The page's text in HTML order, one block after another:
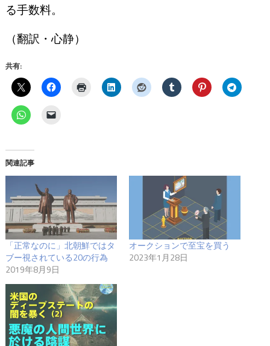
る手数料。
（翻訳・心静）
共有:
関連記事
「正常なのに」北朝鮮ではタ
ブー視されている20の行為
2019年8月9日
オークションで至宝を買う
2023年1月28日